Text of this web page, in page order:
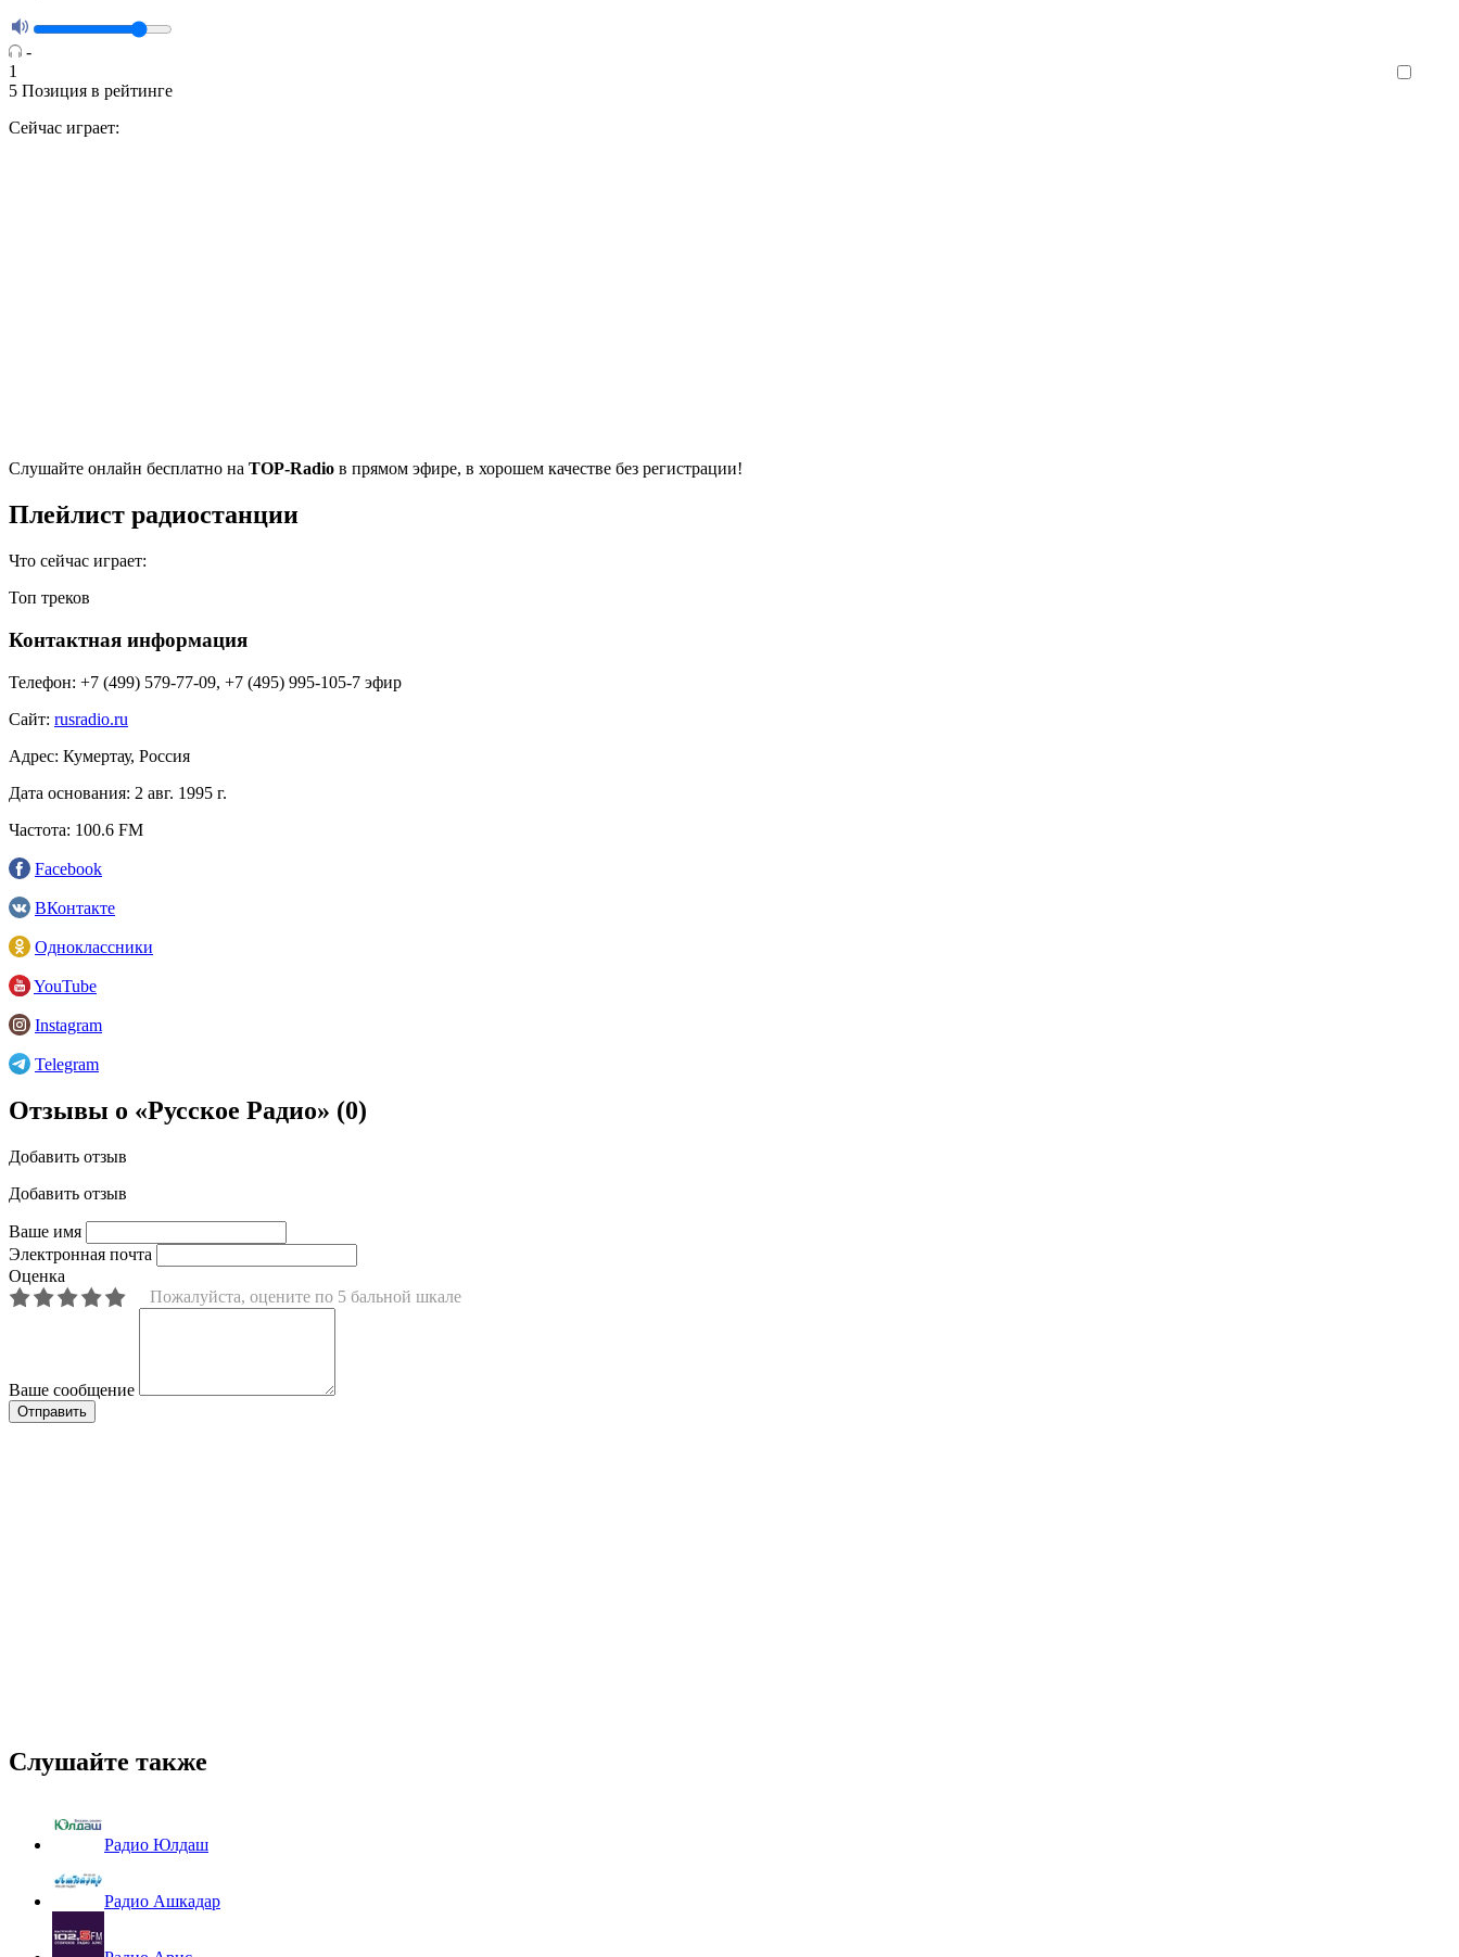
-
1
5 Позиция в рейтинге
Сейчас играет:
Cлушайте онлайн бесплатно на TOP-Radio в прямом эфире, в хорошем качестве без регистрации!
Плейлист радиостанции
Что сейчас играет:
Топ треков
Контактная информация
Телефон: +7 (499) 579‑77-09, +7 (495) 995-105-7 эфир
Сайт: rusradio.ru
Адрес: Кумертау, Россия
Дата основания: 2 авг. 1995 г.
Частота: 100.6 FM
Facebook
ВКонтакте
Одноклассники
YouTube
Instagram
Telegram
Отзывы о «Русское Радио» (0)
Добавить отзыв
Добавить отзыв
Ваше имя
Электронная почта
Оценка
Пожалуйста, оцените по 5 бальной шкале
Ваше сообщение
Слушайте также
Радио Юлдаш
Радио Ашкадар